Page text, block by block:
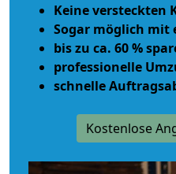
Keine versteckten
Sogar möglich mit
bis zu ca. 60 %
professionelle
schnelle
Kostenlose